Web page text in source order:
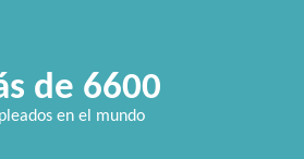
de 6600
en el mundo